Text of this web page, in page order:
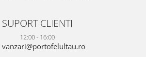
SUPORT CLIENTI
12:00 - 16:00
vanzari@portofelultau.ro